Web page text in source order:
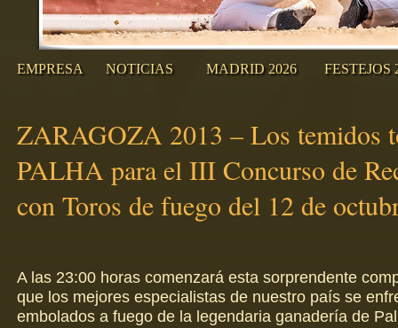
EMPRESA NOTICIAS MADRID 2026 FESTEJOS
ZARAGOZA 2013 – Los temidos
PALHA para el III Concurso de
con Toros de fuego del 12 de
A las 23:00 horas comenzará esta sorprendente
que los mejores especialistas de nuestro país se
embolados a fuego de la legendaria ganadería de